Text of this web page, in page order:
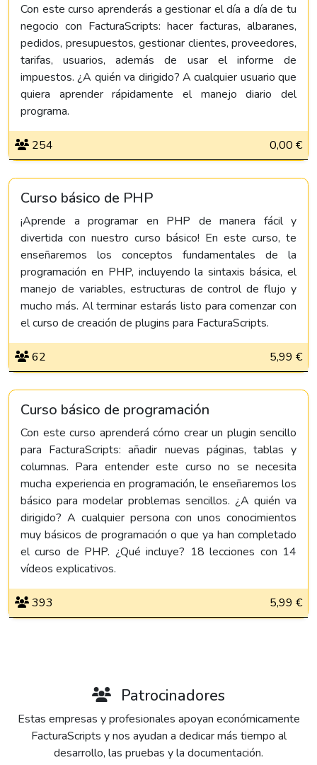
Con este curso aprenderás a gestionar el día a día de tu
negocio con FacturaScripts: hacer facturas, albaranes,
pedidos, presupuestos, gestionar clientes, proveedores,
tarifas, usuarios, además de usar el informe de
impuestos. ¿A quién va dirigido? A cualquier usuario que
quiera aprender rápidamente el manejo diario del
programa.
254 0,00 €
Curso básico de PHP
¡Aprende a programar en PHP de manera fácil y
divertida con nuestro curso básico! En este curso, te
enseñaremos los conceptos fundamentales de la
programación en PHP, incluyendo la sintaxis básica, el
manejo de variables, estructuras de control de flujo y
mucho más. Al terminar estarás listo para comenzar con
el curso de creación de plugins para FacturaScripts.
62 5,99 €
Curso básico de programación
Con este curso aprenderá cómo crear un plugin sencillo
para FacturaScripts: añadir nuevas páginas, tablas y
columnas. Para entender este curso no se necesita
mucha experiencia en programación, le enseñaremos los
básico para modelar problemas sencillos. ¿A quién va
dirigido? A cualquier persona con unos conocimientos
muy básicos de programación o que ya han completado
el curso de PHP. ¿Qué incluye? 18 lecciones con 14
vídeos explicativos.
393 5,99 €
Patrocinadores
Estas empresas y profesionales apoyan económicamente
FacturaScripts y nos ayudan a dedicar más tiempo al
desarrollo, las pruebas y la documentación.